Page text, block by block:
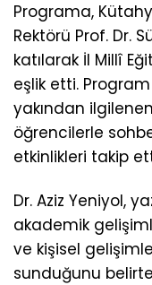
Programa,
Rektörü Prof. Dr.
katılarak İl Millî
eşlik etti.
yakından
öğrencilerle
etkinlikleri takip
Dr. Aziz Yeniyol,
akademik
ve kişisel
sunduğunu